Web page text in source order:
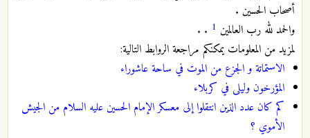
أصحاب الحسين .
والحمد لله رب العالمين 1
. .
لمزيد من المعلومات يمكنكم مراجعة الروابط التالية:
الاستماتة‌ و الجزع‌ من‌ الموت‌ في‌ ساحة‌ عاشوراء
المؤرخون وليلى في كربلاء
كم كان عدد الذين انتقلوا إلى معسكر الإمام الحسين عليه السلام من الجيش
الأموي ؟